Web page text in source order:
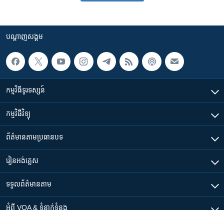
បណ្តាញ​សង្គម
កម្មវិធី​ទូរទស្សន៍
កម្មវិធី​វិទ្យុ
ព័ត៌មាន​តាមប្រធានបទ​
រៀន​​អង់គ្លេស
ទទួល​ព័ត៌មាន​តាម
អំពី​ VOA & ទំនាក់ទំនង